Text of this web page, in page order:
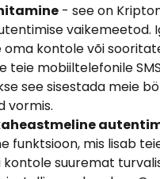
- see on
vaikemeetod.
oma kontole või
teie mobiiltelefonile
see sisestada meie
vormis.
funktsioon, mis lisab
suuremat